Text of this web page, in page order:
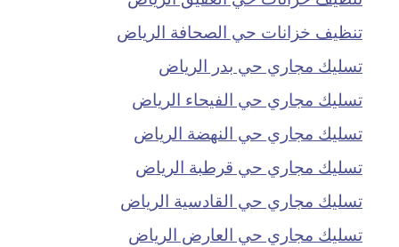
تنظيف خزانات حي الصحافة الرياض
تسليك مجاري حي بدر الرياض
تسليك مجاري حي الفيحاء الرياض
تسليك مجاري حي النهضة الرياض
تسليك مجاري حي قرطبة الرياض
تسليك مجاري حي القادسية الرياض
تسليك مجاري حي العارض الرياض